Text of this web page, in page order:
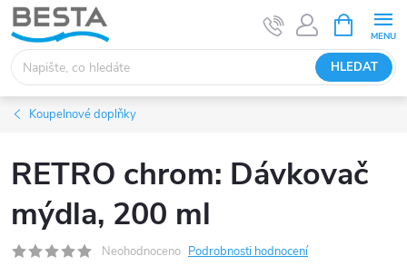
Přejít
na
obsah
HLEDAT
NÁKUPNÍ
KOŠÍK
Koupelnové doplňky
RETRO chrom: Dávkovač
mýdla, 200 ml
Neohodnoceno Podrobnosti hodnocení